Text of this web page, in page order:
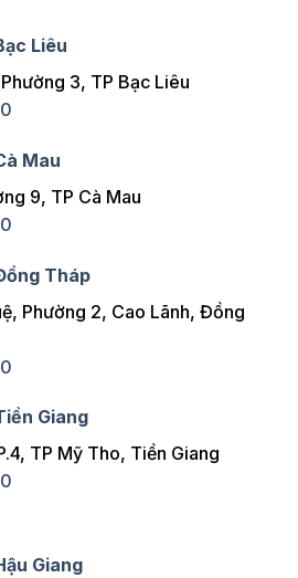
Liêu
3, TP Bạc Liêu
Mau
9, TP Cà Mau
Tháp
Phường 2, Cao Lãnh, Đồng
Giang
TP Mỹ Tho, Tiền Giang
Giang